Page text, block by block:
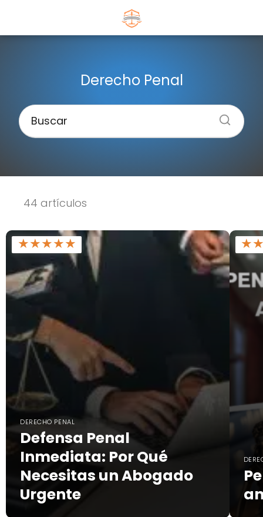
Derecho Penal
44 artículos
★★★★★
DERECHO PENAL
Defensa Penal
Inmediata: Por Qué
Necesitas un Abogado
Urgente
★